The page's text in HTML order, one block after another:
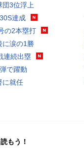
団3位浮上
達成
の2本塁打
に涙の1勝
連続出塁
で躍動
に就任
もう！